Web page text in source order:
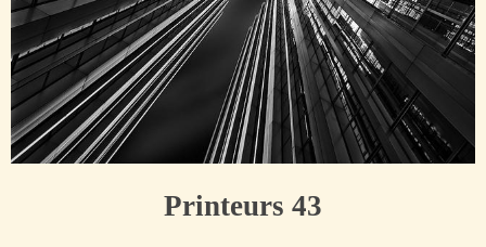
Printeurs 43